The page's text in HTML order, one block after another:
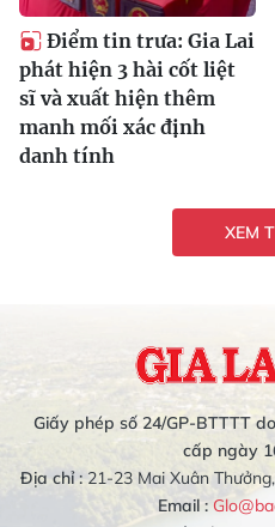
Điểm tin trưa: Gia Lai
phát hiện 3 hài cốt liệt
sĩ và xuất hiện thêm
manh mối xác định
danh tính
XEM
Giấy phép số 24/GP-BTTTT
cấp ngày
Địa chỉ :21-23 Mai Xuân
Email :